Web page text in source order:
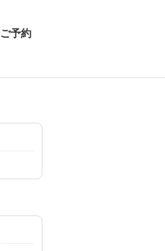
ご予約